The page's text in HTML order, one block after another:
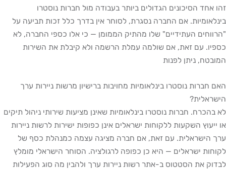
זהו אחד הסיכונים הגדולים ביותר בעבודה מול חברות נוסטרו
בינלאומיות. אם החברה נסגרת, לסוחר אין בדרך כלל זכות תביעה על
"הרווחים העתידיים" שלו מהתיק הממומן — כי אלו כספי החברה, לא
כספיו. עם זאת, אם שולמה עמלת הרשמה ולא קיבלת את השירות
המובטח, ניתן לפנות
האם חברות נוסטרו בינלאומיות מחויבות ברישיון מרשות ניירות ערך
הישראלית?
לא בהכרח. חברות נוסטרו בינלאומיות שאינן מציעות שירותי ניהול תיקים
או ייעוץ השקעות ללקוחות ישראלים אינן כפופות ישירות לרשות ניירות
ערך הישראלית. עם זאת, אם חברה מציגה עצמה כמנהלת כסף של
לקוחות ישראלים — היא כן כפופה לרגולציה. הסוחר הישראלי מומלץ
לבדוק את הסטטוס ב-אתר רשות ניירות ערך ולהבין מה סוג הפעילות